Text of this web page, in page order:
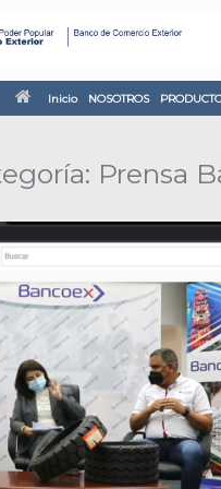
Inicio NOSOTROS
Prensa